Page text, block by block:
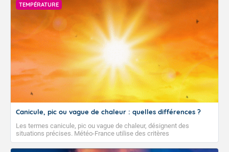
TEMPÉRATURE
Canicule, pic ou vague de chaleur : quelles différences ?
Les termes canicule, pic ou vague de chaleur, désignent des
situations précises. Météo-France utilise des critères
climatologiques pour évaluer et qualifier les épisodes de chaleur qui
peuvent avoir des impacts sanitaires et socio-économiques